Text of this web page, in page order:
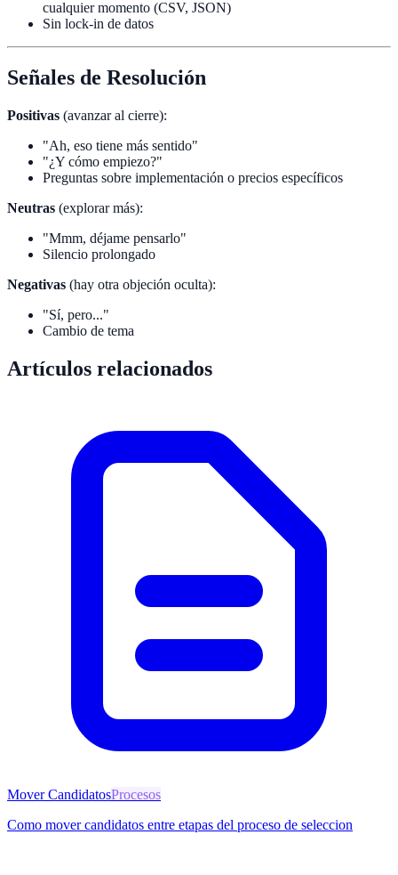
cualquier momento (CSV, JSON)
Sin lock-in de datos
Señales de Resolución
Positivas (avanzar al cierre):
"Ah, eso tiene más sentido"
"¿Y cómo empiezo?"
Preguntas sobre implementación o precios específicos
Neutras (explorar más):
"Mmm, déjame pensarlo"
Silencio prolongado
Negativas (hay otra objeción oculta):
"Sí, pero..."
Cambio de tema
Artículos relacionados
Mover CandidatosProcesos
Como mover candidatos entre etapas del proceso de seleccion